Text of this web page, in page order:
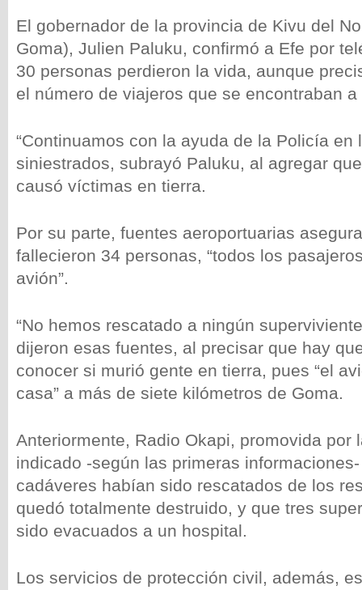
El gobernador de la provincia de Kivu del
Goma), Julien Paluku, confirmó a Efe por
30 personas perdieron la vida, aunque
el número de viajeros que se encontraban a
“Continuamos con la ayuda de la Policía en
siniestrados, subrayó Paluku, al agregar
causó víctimas en tierra.
Por su parte, fuentes aeroportuarias
fallecieron 34 personas, “todos los
avión”.
“No hemos rescatado a ningún
dijeron esas fuentes, al precisar que hay
conocer si murió gente en tierra, pues “el
casa” a más de siete kilómetros de Goma.
Anteriormente, Radio Okapi, promovida por
indicado -según las primeras
cadáveres habían sido rescatados de los
quedó totalmente destruido, y que tres
sido evacuados a un hospital.
Los servicios de protección civil, además,